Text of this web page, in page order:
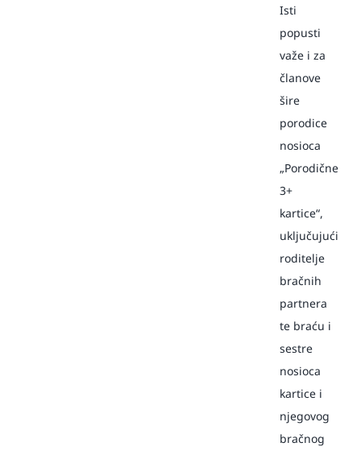
Isti
popusti
važe i za
članove
šire
porodice
nosioca
„Porodične
3+
kartice“,
uključujući
roditelje
bračnih
partnera
te braću i
sestre
nosioca
kartice i
njegovog
bračnog